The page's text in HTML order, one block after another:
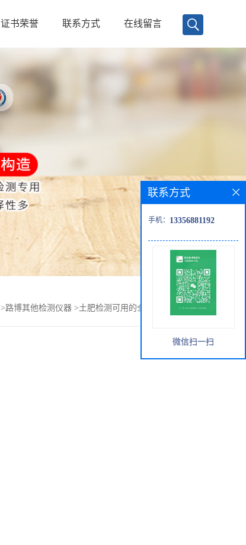
证书荣誉 联系方式 在线留言
>路博其他检测仪器 >土肥检测可用的全自动凯氏定氮仪
联系方式
手机： 13356881192
微信扫一扫